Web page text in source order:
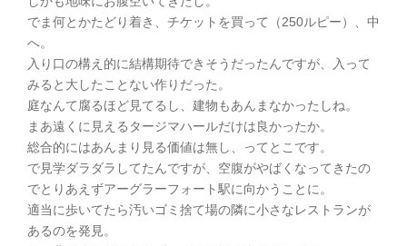
でま何とかたどり着き、チケットを買って（250ルピー）、中
へ。
入り口の構え的に結構期待できそうだったんですが、入って
みると大したことない作りだった。
庭なんて腐るほど見てるし、建物もあんまなかったしね。
まあ遠くに見えるタージマハールだけは良かったか。
総合的にはあんまり見る価値は無し、ってとこです。
で見学ダラダラしてたんですが、空腹がやばくなってきたの
でとりあえずアーグラーフォート駅に向かうことに。
適当に歩いてたら汚いゴミ捨て場の隣に小さなレストランが
あるのを発見。